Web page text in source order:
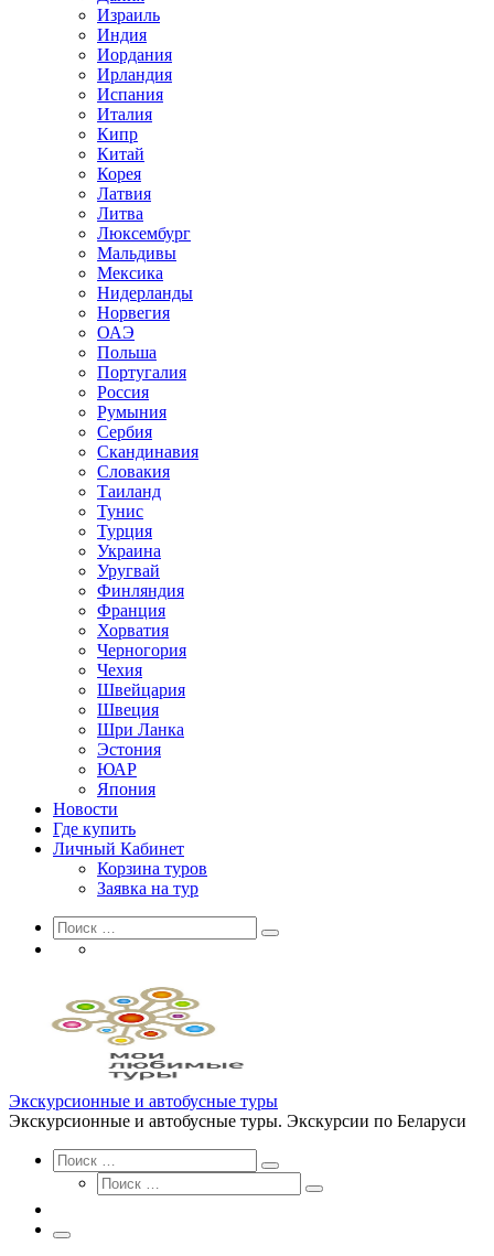
Израиль
Индия
Иордания
Ирландия
Испания
Италия
Кипр
Китай
Корея
Латвия
Литва
Люксембург
Мальдивы
Мексика
Нидерланды
Норвегия
ОАЭ
Польша
Португалия
Россия
Румыния
Сербия
Скандинавия
Словакия
Таиланд
Тунис
Турция
Украина
Уругвай
Финляндия
Франция
Хорватия
Черногория
Чехия
Швейцария
Швеция
Шри Ланка
Эстония
ЮАР
Япония
Новости
Где купить
Личный Кабинет
Корзина туров
Заявка на тур
Search
Поиск
Поиск
Экскурсионные и автобусные туры
Экскурсионные и автобусные туры. Экскурсии по Беларуси
Search
Поиск
Поиск
Поиск
Поиск
Меню